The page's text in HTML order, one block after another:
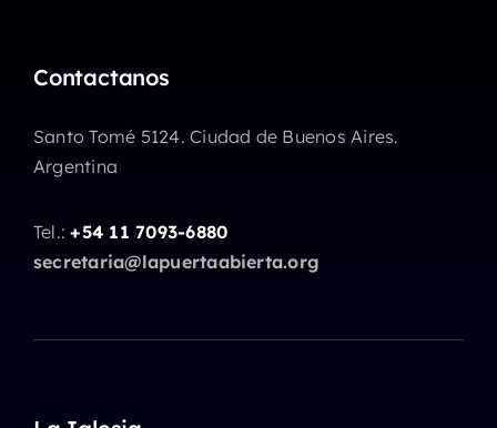
Contactanos
Santo Tomé 5124. Ciudad de Buenos Aires.
Argentina
Tel.:+54 11 7093-6880
secretaria@lapuertaabierta.org